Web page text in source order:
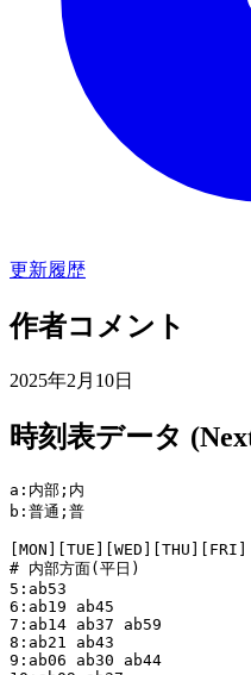
更新履歴
作者コメント
2025年2月10日
時刻表データ
a:内部;内
b:普通;普
[MON][TUE][WED][THU][FRI]
# 内部方面(平日)
5:ab53
6:ab19 ab45
7:ab14 ab37 ab59
8:ab21 ab43
9:ab06 ab30 ab44